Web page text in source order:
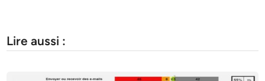
Lire aussi :